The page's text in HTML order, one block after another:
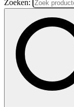
Zoeken: